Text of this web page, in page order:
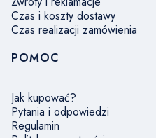
Czas i koszty dostawy
Czas realizacji zamówienia
POMOC
Jak kupować?
Pytania i odpowiedzi
Regulamin